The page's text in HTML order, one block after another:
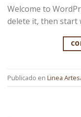
Welcome to
delete it, then start
Publicado en Linea